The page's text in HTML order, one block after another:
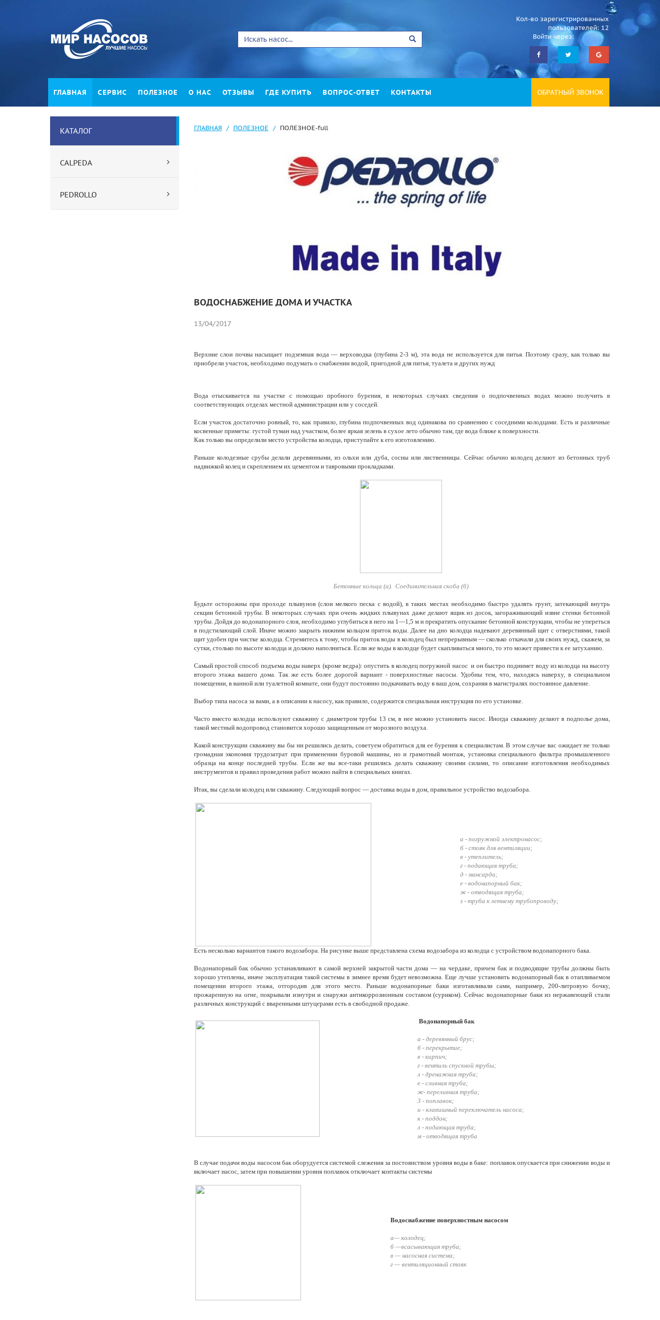
Кол-во зарегистрированных
пользователей: 12
Войти через:
ГЛАВНАЯ СЕРВИС ПОЛЕЗНОЕ О НАС ОТЗЫВЫ ГДЕ КУПИТЬ ВОПРОС-ОТВЕТ КОНТАКТЫ ОБРАТНЫЙ ЗВОНОК
КАТАЛОГ
CALPEDA
PEDROLLO
ГЛАВНАЯ ПОЛЕЗНОЕ ПОЛЕЗНОЕ-full
ВОДОСНАБЖЕНИЕ ДОМА И УЧАСТКА
13/04/2017
Верхние слои почвы насыщает подземная вода — верховодка (глубина 2-3 м), эта вода не используется для питья. Поэтому сразу, как только вы
приобрели участок, необходимо подумать о снабжении водой, пригодной для питья, туалета и других нужд
Вода отыскивается на участке с помощью пробного бурения, в некоторых случаях сведения о подпочвенных водах можно получить в
соответствующих отделах местной администрации или у соседей.
Если участок достаточно ровный, то, как правило, глубина подпочвенных вод одинакова по сравнению с соседними колодцами. Есть и различные
косвенные приметы: густой туман над участком, более яркая зелень в сухое лето обычно там, где вода ближе к поверхности.
Как только вы определили место устройства колодца, приступайте к его изготовлению.
Раньше колодезные срубы делали деревянными, из ольхи или дуба, сосны или лиственницы. Сейчас обычно колодец делают из бетонных труб
надвижкой колец и скреплением их цементом и тавровыми прокладками.
Бетонные кольца (а). Соединительная скоба (б)
Будьте осторожны при проходе плывунов (слои мелкого песка с водой), в таких местах необходимо быстро удалять грунт, затекающий внутрь
секции бетонной трубы. В некоторых случаях при очень жидких плывунах даже делают ящик из досок, загораживающий извне стенки бетонной
трубы. Дойдя до водонапорного слоя, необходимо углубиться в него на 1—1,5 м и прекратить опускание бетонной конструкции, чтобы не упереться
в подстилающий слой. Иначе можно закрыть нижним кольцом приток воды. Далее на дно колодца надевают деревянный щит с отверстиями, такой
щит удобен при чистке колодца. Стремитесь к тому, чтобы приток воды в колодец был непрерывным — сколько откачали для своих нужд, скажем, за
сутки, столько по высоте колодца и должно наполниться. Если же воды в колодце будет скапливаться много, то это может привести к ее затуханию.
Самый простой способ подъема воды наверх (кроме ведра): опустить в колодец погружной насос и он быстро поднимет воду из колодца на высоту
второго этажа вашего дома. Так же есть более дорогой вариант - поверхностные насосы. Удобны тем, что, находясь наверху, в специальном
помещении, в ванной или туалетной комнате, они будут постоянно подкачивать воду в ваш дом, сохраняя в магистралях постоянное давление.
Выбор типа насоса за вами, а в описании к насосу, как правило, содержится специальная инструкция по его установке.
Часто вместо колодца используют скважину с диаметром трубы 13 см, в нее можно установить насос. Иногда скважину делают в подполье дома,
такой местный водопровод становится хорошо защищенным от морозного воздуха.
Какой конструкции скважину вы бы ни решились делать, советуем обратиться для ее бурения к специалистам. В этом случае вас ожидает не только
громадная экономия трудозатрат при применении буровой машины, но и грамотный монтаж, установка специального фильтра промышленного
образца на конце последней трубы. Если же вы все-таки решились делать скважину своими силами, то описание изготовления необходимых
инструментов и правил проведения работ можно найти в специальных книгах.
Итак, вы сделали колодец или скважину. Следующий вопрос — доставка воды в дом, правильное устройство водозабора.
а - погружной электронасос;
б - стояк для вентиляции;
в - утеплитель;
г - подающая труба;
д - мансарда;
е - водонапорный бак;
ж - отводящая труба;
з - труба к летнему трубопроводу;
Есть несколько вариантов такого водозабора. На рисунке выше представлена схема водозабора из колодца с устройством водонапорного бака.
Водонапорный бак обычно устанавливают в самой верхней закрытой части дома — на чердаке, причем бак и подводящие трубы должны быть
хорошо утеплены, иначе эксплуатация такой системы в зимнее время будет невозможна. Еще лучше установить водонапорный бак в отапливаемом
помещении второго этажа, отгородив для этого место. Раньше водонапорные баки изготавливали сами, например, 200-литровую бочку,
прожаренную на огне, покрывали изнутри и снаружи антикоррозионным составом (суриком). Сейчас водонапорные баки из нержавеющей стали
различных конструкций с вваренными штуцерами есть в свободной продаже.
Водонапорный бак
а - деревянный брус;
б - перекрытие;
в - кирпич;
г - вентиль спускной трубы;
л - дренажная труба;
е - сливная труба;
ж- переливная труба;
3 - поплавок;
и - клавишный переключатель насоса;
к - поддон;
л - подающая труба;
м - отводящая труба
В случае подачи воды насосом бак оборудуется системой слежения за постоянством уровня воды в баке: поплавок опускается при снижении воды и
включает насос, затем при повышении уровня поплавок отключает контакты системы
Водоснабжение поверхностным насосом
а— колодец;
б —всасывающая труба;
в — насосная система;
г — вентиляционный стояк